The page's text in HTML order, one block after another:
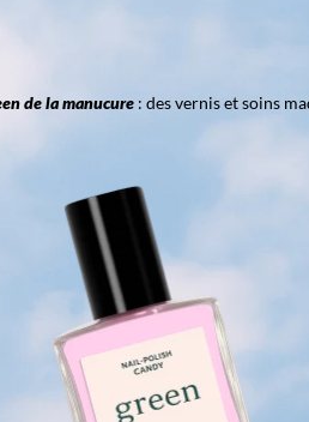
de la manucure: des vernis et soins